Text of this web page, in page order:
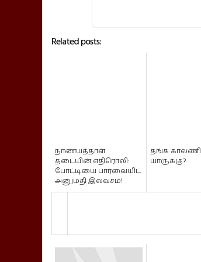
Related posts:
நாணயத்தாள்
தடையின் எதிரொலி:
போட்டியை பார்வையிட
அனுமதி இலவசம்!
தங்க காலணி
யாருக்கு?